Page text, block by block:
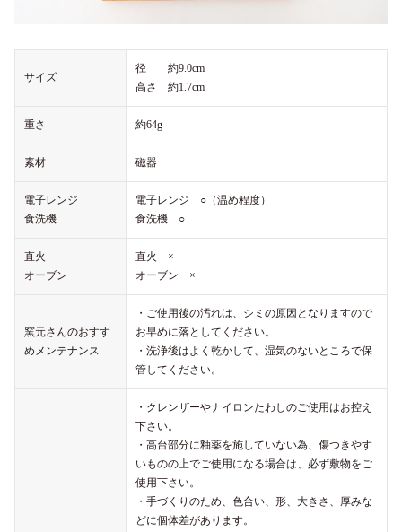
サイズ
径 約9.0cm
高さ 約1.7cm
重さ 約64g
素材 磁器
電子レンジ
食洗機
電子レンジ ○（温め程度）
食洗機 ○
直火
オーブン
直火 ×
オーブン ×
窯元さんのおすす
めメンテナンス
・ご使用後の汚れは、シミの原因となりますので
お早めに落としてください。
・洗浄後はよく乾かして、湿気のないところで保
管してください。
・クレンザーやナイロンたわしのご使用はお控え
下さい。
・高台部分に釉薬を施していない為、傷つきやす
いものの上でご使用になる場合は、必ず敷物をご
使用下さい。
・手づくりのため、色合い、形、大きさ、厚みな
どに個体差があります。